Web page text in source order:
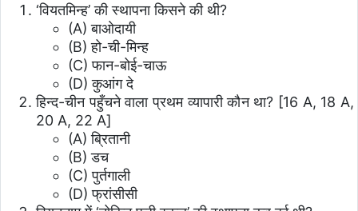
‘वियतमिन्ह’ की स्थापना किसने की थी?
(A) बाओदायी
(B) हो-ची-मिन्ह
(C) फान-बोई-चाऊ
(D) कुआंग दे
हिन्द-चीन पहुँचने वाला प्रथम व्यापारी कौन था? [16 A, 18 A,
20 A, 22 A]
(A) ब्रितानी
(B) डच
(C) पुर्तगाली
(D) फ्रांसीसी